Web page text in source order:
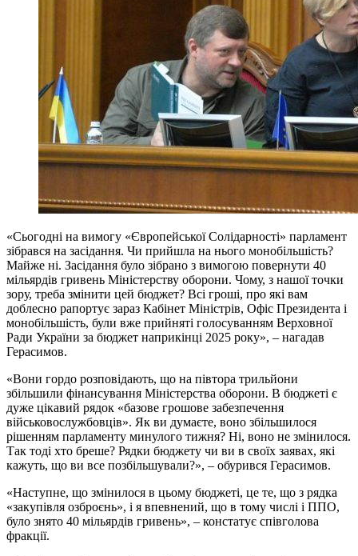
«Сьогодні на вимогу «Європейської Солідарності» парламент
зібрався на засідання. Чи прийшла на нього монобільшість?
Майже ні. Засідання було зібрано з вимогою повернути 40
мільярдів гривень Міністерству оборони. Чому, з нашої точки
зору, треба змінити цей бюджет? Всі гроші, про які вам
доблесно рапортує зараз Кабінет Міністрів, Офіс Президента і
монобільшість, були вже прийняті голосуванням Верховної
Ради України за бюджет наприкінці 2025 року», – нагадав
Герасимов.
«Вони гордо розповідають, що на півтора трильйони
збільшили фінансування Міністерства оборони. В бюджеті є
дуже цікавий рядок «базове грошове забезпечення
військовослужбовців». Як ви думаєте, воно збільшилося
рішенням парламенту минулого тижня? Ні, воно не змінилося.
Так тоді хто бреше? Рядки бюджету чи ви в своїх заявах, які
кажуть, що ви все позбільшували?», – обурився Герасимов.
«Наступне, що змінилося в цьому бюджеті, це те, що з рядка
«закупівля озброєнь», і я впевнений, що в тому числі і ППО,
було знято 40 мільярдів гривень», – констатує співголова
фракції.